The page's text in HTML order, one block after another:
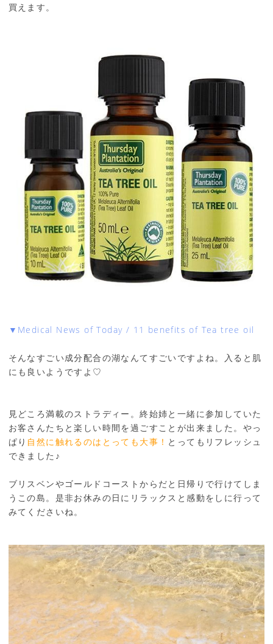
買えます。
▼Medical News of Today / 11 benefits of Tea tree oil
そんなすごい成分配合の湖なんてすごいですよね。入ると肌
にも良いようですよ♡
見どころ満載のストラディー。終始姉と一緒に参加していた
お客さんたちと楽しい時間を過ごすことが出来ました。やっ
ぱり 自然に触れるのはとっても大事！ とってもリフレッシュ
できました♪
ブリスベンやゴールドコーストからだと日帰りで行けてしま
うこの島。是非お休みの日にリラックスと感動をしに行って
みてくださいね。